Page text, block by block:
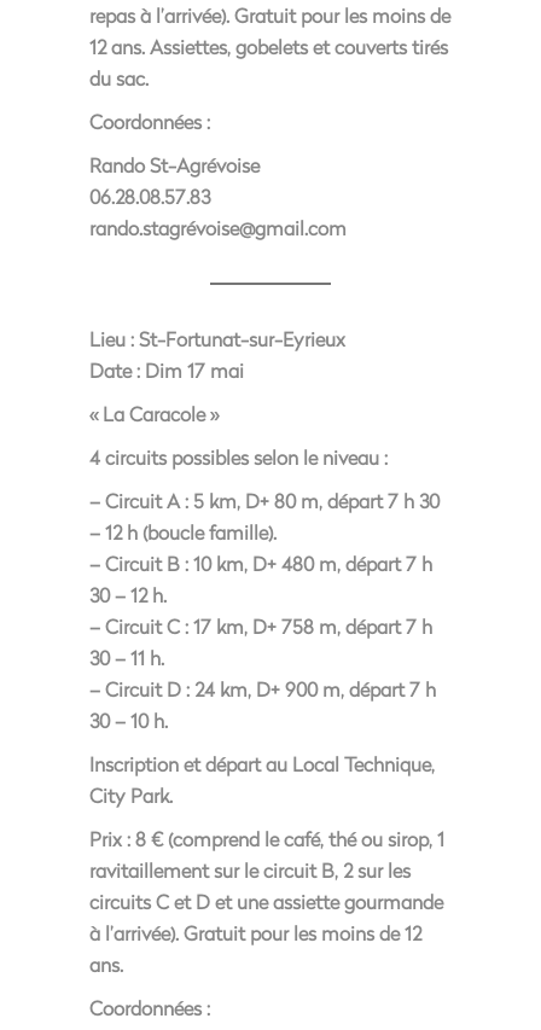
repas à l’arrivée). Gratuit pour les moins de
12 ans. Assiettes, gobelets et couverts tirés
du sac.
Coordonnées :
Rando St-Agrévoise
06.28.08.57.83
rando.stagrévoise@gmail.com
Lieu :St-Fortunat-sur-Eyrieux
Date : Dim 17 mai
« La Caracole »
4 circuits possibles selon le niveau :
– Circuit A : 5 km, D+ 80 m, départ 7 h 30
– 12 h (boucle famille).
– Circuit B : 10 km, D+ 480 m, départ 7 h
30 – 12 h.
– Circuit C : 17 km, D+ 758 m, départ 7 h
30 – 11 h.
– Circuit D : 24 km, D+ 900 m, départ 7 h
30 – 10 h.
Inscription et départ au Local Technique,
City Park.
Prix : 8 € (comprend le café, thé ou sirop, 1
ravitaillement sur le circuit B, 2 sur les
circuits C et D et une assiette gourmande
à l’arrivée). Gratuit pour les moins de 12
ans.
Coordonnées :